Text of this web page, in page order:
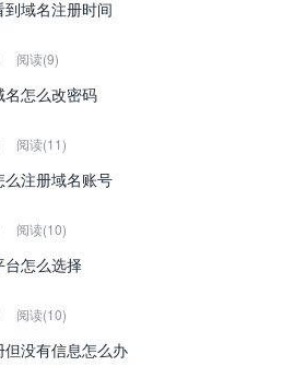
域名注册时间
阅读(9)
名怎么改密码
阅读(11)
么注册域名账号
阅读(10)
台怎么选择
阅读(10)
但没有信息怎么办